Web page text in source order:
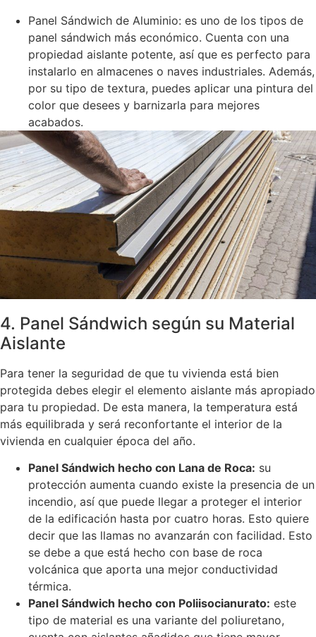
Panel Sándwich de Aluminio: es uno de los tipos de
panel sándwich más económico. Cuenta con una
propiedad aislante potente, así que es perfecto para
instalarlo en almacenes o naves industriales. Además,
por su tipo de textura, puedes aplicar una pintura del
color que desees y barnizarla para mejores
acabados.
4. Panel Sándwich según su Material
Aislante
Para tener la seguridad de que tu vivienda está bien
protegida debes elegir el elemento aislante más apropiado
para tu propiedad. De esta manera, la temperatura está
más equilibrada y será reconfortante el interior de la
vivienda en cualquier época del año.
Panel Sándwich hecho con Lana de Roca: su
protección aumenta cuando existe la presencia de un
incendio, así que puede llegar a proteger el interior
de la edificación hasta por cuatro horas. Esto quiere
decir que las llamas no avanzarán con facilidad. Esto
se debe a que está hecho con base de roca
volcánica que aporta una mejor conductividad
térmica.
Panel Sándwich hecho con Poliisocianurato: este
tipo de material es una variante del poliuretano,